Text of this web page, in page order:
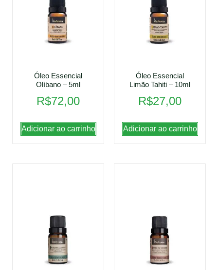
Óleo Essencial
Olíbano – 5ml
R$72,00
Adicionar ao carrinho
Óleo Essencial
Limão Tahiti – 10ml
R$27,00
Adicionar ao carrinho